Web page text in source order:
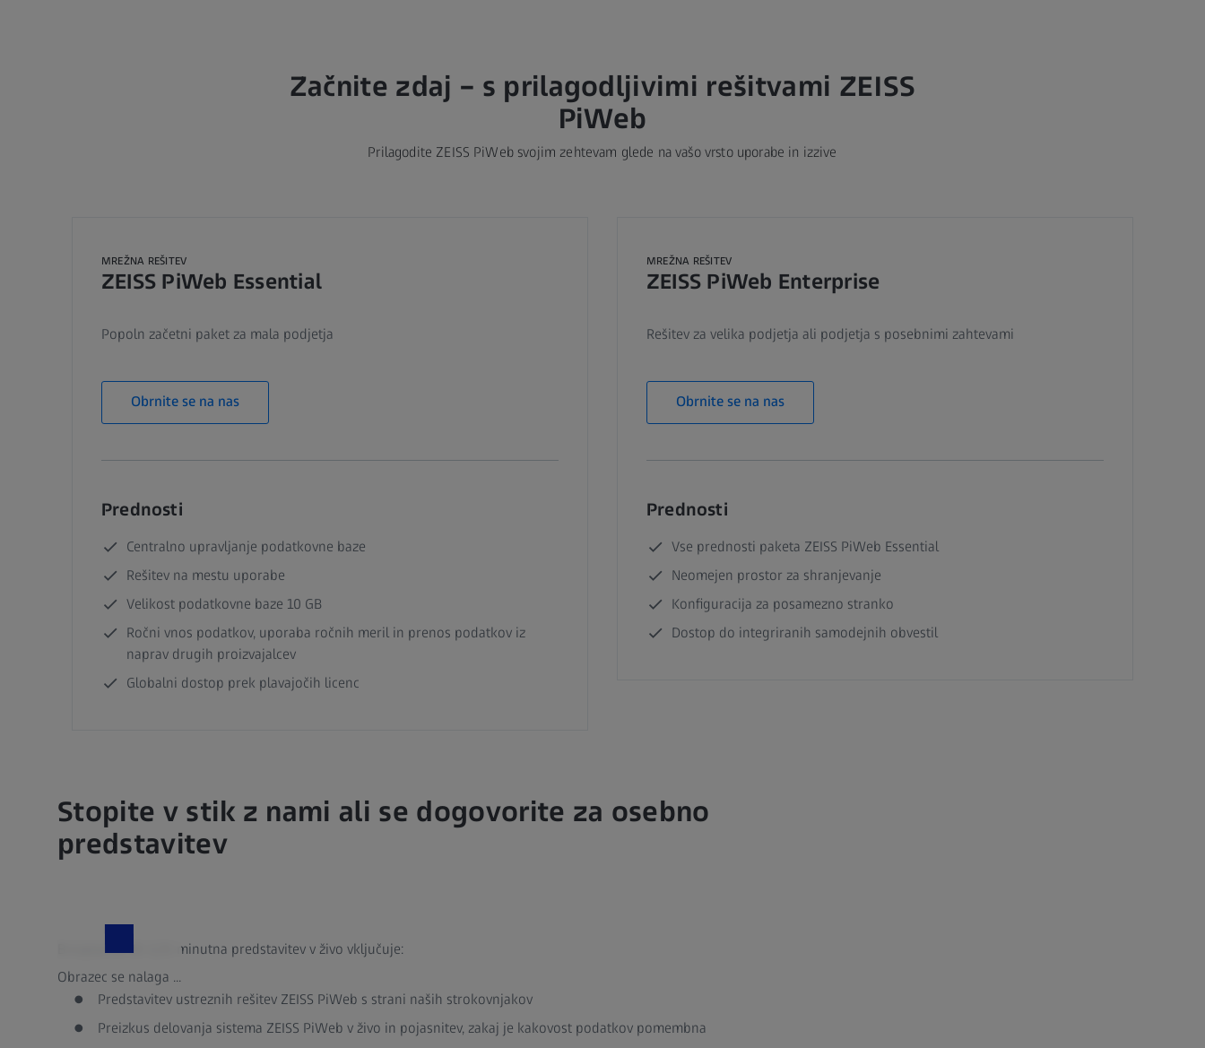
Začnite zdaj – s prilagodljivimi rešitvami ZEISS
PiWeb
Prilagodite ZEISS PiWeb svojim zehtevam glede na vašo vrsto uporabe in izzive
MREŽNA REŠITEV
ZEISS PiWeb Essential
Popoln začetni paket za mala podjetja
Obrnite se na nas
Prednosti
Centralno upravljanje podatkovne baze
Rešitev na mestu uporabe
Velikost podatkovne baze 10 GB
Ročni vnos podatkov, uporaba ročnih meril in prenos podatkov iz
naprav drugih proizvajalcev
Globalni dostop prek plavajočih licenc
MREŽNA REŠITEV
ZEISS PiWeb Enterprise
Rešitev za velika podjetja ali podjetja s posebnimi zahtevami
Obrnite se na nas
Prednosti
Vse prednosti paketa ZEISS PiWeb Essential
Neomejen prostor za shranjevanje
Konfiguracija za posamezno stranko
Dostop do integriranih samodejnih obvestil
Stopite v stik z nami ali se dogovorite za osebno
predstavitev
Obrazec se nalaga ...
Brezplačna 90–120-minutna predstavitev v živo vključuje:
Predstavitev ustreznih rešitev ZEISS PiWeb s strani naših strokovnjakov
Preizkus delovanja sistema ZEISS PiWeb v živo in pojasnitev, zakaj je kakovost podatkov pomembna